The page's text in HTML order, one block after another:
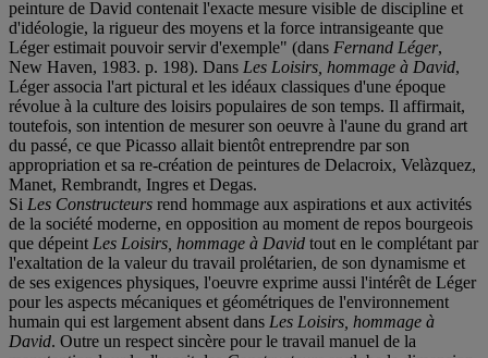
peinture de David contenait l'exacte mesure visible de discipline et
d'idéologie, la rigueur des moyens et la force intransigeante que
Léger estimait pouvoir servir d'exemple" (dans Fernand Léger,
New Haven, 1983. p. 198). Dans Les Loisirs, hommage à David,
Léger associa l'art pictural et les idéaux classiques d'une époque
révolue à la culture des loisirs populaires de son temps. Il affirmait,
toutefois, son intention de mesurer son oeuvre à l'aune du grand art
du passé, ce que Picasso allait bientôt entreprendre par son
appropriation et sa re-création de peintures de Delacroix, Velàzquez,
Manet, Rembrandt, Ingres et Degas.
Si Les Constructeurs rend hommage aux aspirations et aux activités
de la société moderne, en opposition au moment de repos bourgeois
que dépeint Les Loisirs, hommage à David tout en le complétant par
l'exaltation de la valeur du travail prolétarien, de son dynamisme et
de ses exigences physiques, l'oeuvre exprime aussi l'intérêt de Léger
pour les aspects mécaniques et géométriques de l'environnement
humain qui est largement absent dans Les Loisirs, hommage à
David. Outre un respect sincère pour le travail manuel de la